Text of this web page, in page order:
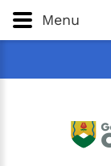
Menu